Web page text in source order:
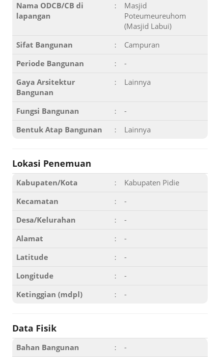
Nama ODCB/CB di
lapangan
:
Masjid
Poteumeureuhom
(Masjid Labui)
Sifat Bangunan
:
Campuran
Periode Bangunan
:
-
Gaya Arsitektur
Bangunan
: Lainnya
Fungsi Bangunan :
-
Bentuk Atap Bangunan
: Lainnya
Lokasi Penemuan
Kabupaten/Kota :
Kabupaten Pidie
Kecamatan
:
-
Desa/Kelurahan
:
-
Alamat
:
-
Latitude
:
-
Longitude
:
-
Ketinggian (mdpl)
: -
Data Fisik
Bahan Bangunan :
-